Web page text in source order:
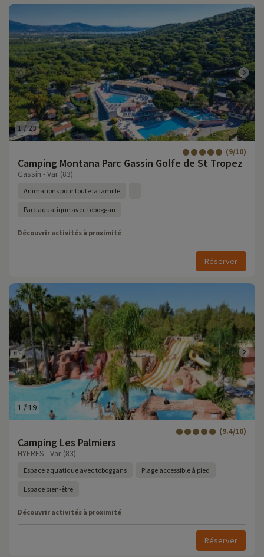
1 /23
Camping Montana Parc Gassin Golfe de St Tropez
(9/10)
Gassin - Var (83)
Animations pour toute la famille
Parc aquatique avec toboggan
Découvrir activités à proximité
Réserver
1 /19
Camping Les Palmiers
(9.4/10)
HYERES - Var (83)
Espace aquatique avec toboggans Plage accessible à pied
Espace bien-être
Découvrir activités à proximité
Réserver